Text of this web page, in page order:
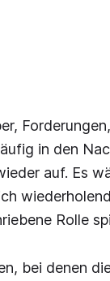
in den
auf. Es
Rolle
bei denen